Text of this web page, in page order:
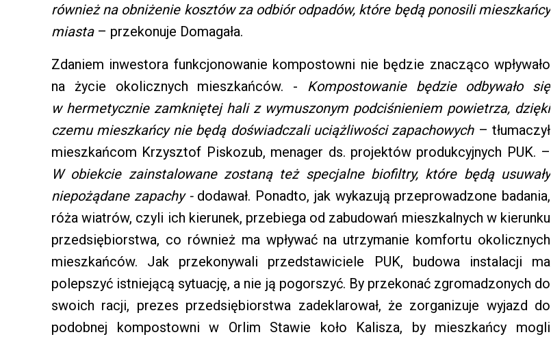
również na obniżenie kosztów za odbiór odpadów, które będą ponosili mieszkańcy
miasta– przekonuje Domagała.
Zdaniem inwestora funkcjonowanie kompostowni nie będzie znacząco wpływało
na życie okolicznych mieszkańców. - Kompostowanie będzie odbywało się
w hermetycznie zamkniętej hali z wymuszonym podciśnieniem powietrza, dzięki
czemu mieszkańcy nie będą doświadczali uciążliwości zapachowych– tłumaczył
mieszkańcom Krzysztof Piskozub, menager ds. projektów produkcyjnych PUK. –
W obiekcie zainstalowane zostaną też specjalne biofiltry, które będą usuwały
niepożądane zapachy - dodawał. Ponadto, jak wykazują przeprowadzone badania,
róża wiatrów, czyli ich kierunek, przebiega od zabudowań mieszkalnych w kierunku
przedsiębiorstwa, co również ma wpływać na utrzymanie komfortu okolicznych
mieszkańców. Jak przekonywali przedstawiciele PUK, budowa instalacji ma
polepszyć istniejącą sytuację, a nie ją pogorszyć. By przekonać zgromadzonych do
swoich racji, prezes przedsiębiorstwa zadeklarował, że zorganizuje wyjazd do
podobnej kompostowni w Orlim Stawie koło Kalisza, by mieszkańcy mogli